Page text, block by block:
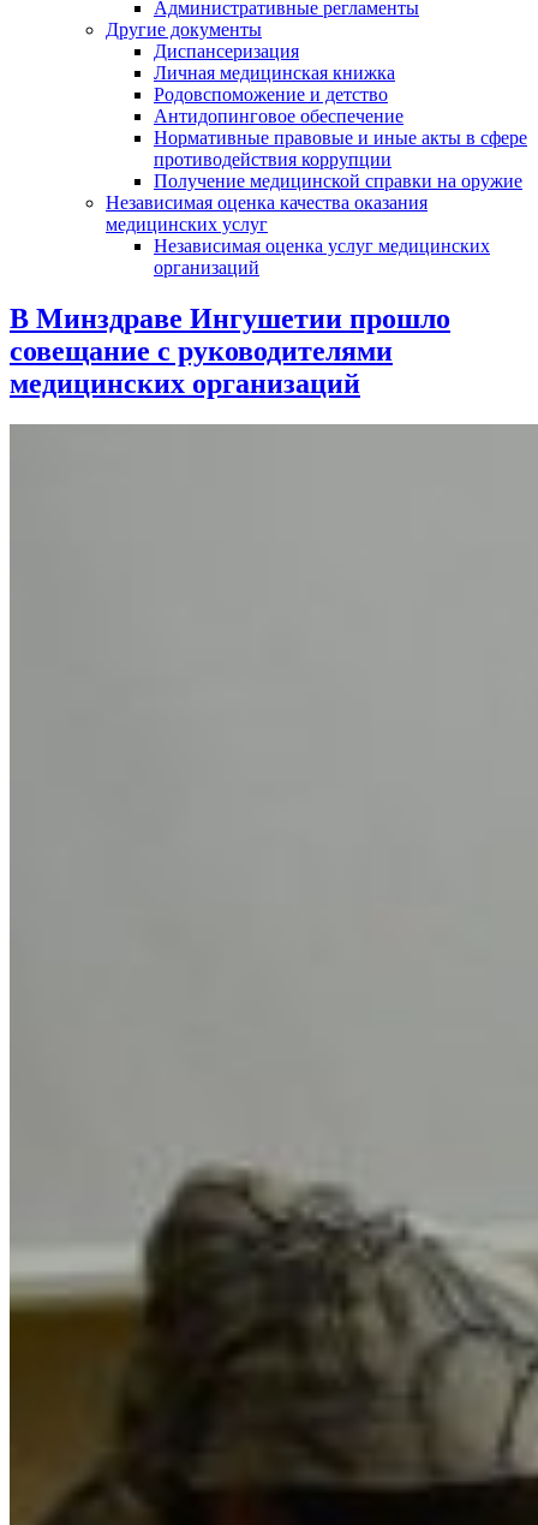
Административные регламенты
Другие документы
Диспансеризация
Личная медицинская книжка
Родовспоможение и детство
Антидопинговое обеспечение
Нормативные правовые и иные акты в сфере
противодействия коррупции
Получение медицинской справки на оружие
Независимая оценка качества оказания
медицинских услуг
Независимая оценка услуг медицинскиx
организаций
В Минздраве Ингушетии прошло
совещание с руководителями
медицинских организаций